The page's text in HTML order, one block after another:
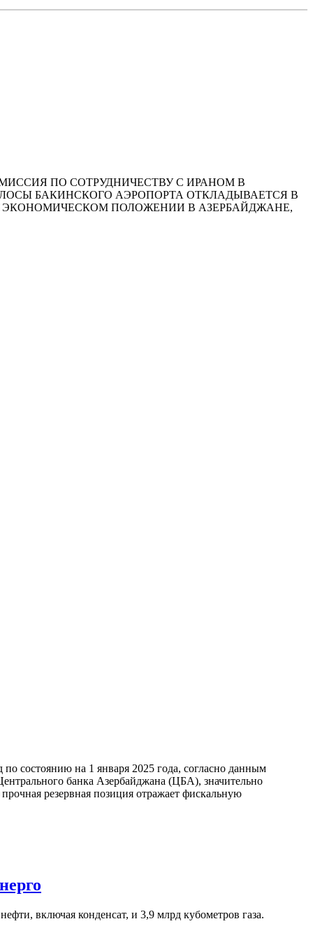
КОМИССИЯ ПО СОТРУДНИЧЕСТВУ С ИРАНОМ В
БАКИНСКОГО АЭРОПОРТА ОТКЛАДЫВАЕТСЯ В
ЭКОНОМИЧЕСКОМ ПОЛОЖЕНИИ В АЗЕРБАЙДЖАНЕ,
состоянию на 1 января 2025 года, согласно данным
банка Азербайджана (ЦБА), значительно
резервная позиция отражает фискальную
включая конденсат, и 3,9 млрд кубометров газа.